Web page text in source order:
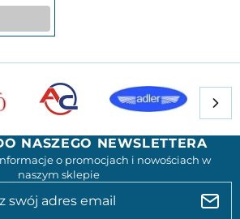
NASZEGO NEWSLETTERA
o promocjach i nowościach w
naszym sklepie